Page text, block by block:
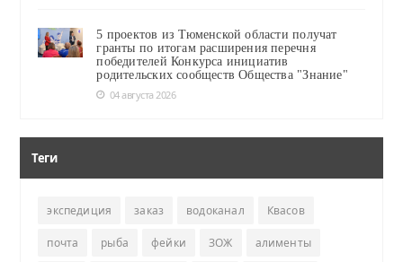
5 проектов из Тюменской области получат
гранты по итогам расширения перечня
победителей Конкурса инициатив
родительских сообществ Общества "Знание"
04 августа 2026
Теги
экспедиция заказ водоканал Квасов
почта рыба фейки ЗОЖ алименты